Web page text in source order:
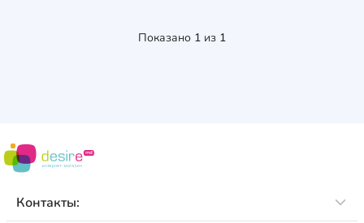
Показано 1 из 1
Контакты: